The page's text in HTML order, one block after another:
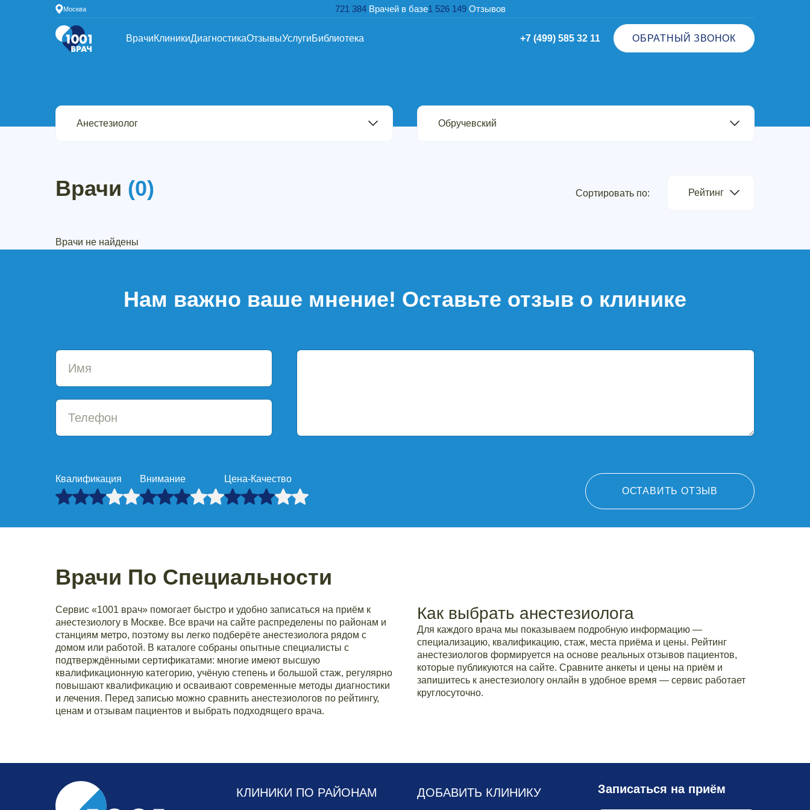
Москва 721 384 Врачей в базе1 526 149 Отзывов
ВрачиКлиникиДиагностикаОтзывыУслугиБиблиотека +7 (499) 585 32 11 ОБРАТНЫЙ ЗВОНОК
Врачи (0) Сортировать по: Рейтинг
Врачи не найдены
Нам важно ваше мнение! Оставьте отзыв о клинике
Квалификация Внимание
Цена-Качество
ОСТАВИТЬ ОТЗЫВ
Врачи По Специальности
Сервис «1001 врач» помогает быстро и удобно записаться на приём к
анестезиологу в Москве. Все врачи на сайте распределены по районам и
станциям метро, поэтому вы легко подберёте анестезиолога рядом с
домом или работой. В каталоге собраны опытные специалисты с
подтверждёнными сертификатами: многие имеют высшую
квалификационную категорию, учёную степень и большой стаж, регулярно
повышают квалификацию и осваивают современные методы диагностики
и лечения. Перед записью можно сравнить анестезиологов по рейтингу,
ценам и отзывам пациентов и выбрать подходящего врача.
Как выбрать анестезиолога
Для каждого врача мы показываем подробную информацию —
специализацию, квалификацию, стаж, места приёма и цены. Рейтинг
анестезиологов формируется на основе реальных отзывов пациентов,
которые публикуются на сайте. Сравните анкеты и цены на приём и
запишитесь к анестезиологу онлайн в удобное время — сервис работает
круглосуточно.
КЛИНИКИ ПО РАЙОНАМ
ДОБАВИТЬ КЛИНИКУ
Записаться на приём